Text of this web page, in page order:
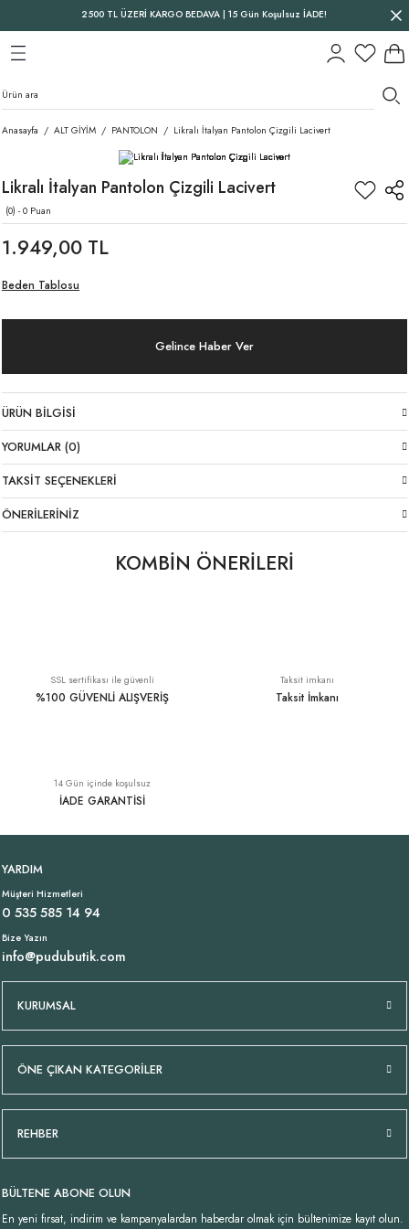
2500 TL ÜZERİ KARGO BEDAVA | 15 Gün Koşulsuz İADE!
Geri Dön
Geri Dön
Geri Dön
Anasayfa ALT GİYİM PANTOLON Likralı İtalyan Pantolon Çizgili Lacivert
Likralı İtalyan Pantolon Çizgili Lacivert
(0) - 0 Puan
1.949,00 TL
Beden Tablosu
Gelince Haber Ver
ÜRÜN BILGISI
YORUMLAR (0)
TAKSIT SEÇENEKLERI
ÖNERILERINIZ
KOMBİN ÖNERİLERİ
3.349,00 TL
1.399,00 TL
Tükendi
1.149,00 TL 1.249,00 TL
Oversize İtalyan Müslin Bluz Beyaz
1.149,00 TL
İtalyan Payetli %100 Pamuklu Beyaz Gömlek
1.249,00 TL
Likralı İtalyan Çizgili Pantolon Camel
SSL sertifikası ile güvenli
%100 GÜVENLİ ALIŞVERİŞ
Taksit imkanı
Taksit İmkanı
14 Gün içinde koşulsuz
İADE GARANTİSİ
YARDIM
Müşteri Hizmetleri
0 535 585 14 94
Bize Yazın
info@pudubutik.com
KURUMSAL
ÖNE ÇIKAN KATEGORİLER
REHBER
BÜLTENE ABONE OLUN
En yeni fırsat, indirim ve kampanyalardan haberdar olmak için bültenimize kayıt olun.